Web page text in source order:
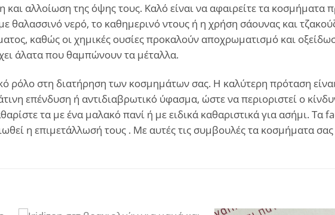
αλλοίωση της όψης τους. Καλό είναι να αφαιρείτε τα κοσμήματα
θαλασσινό νερό, το καθημερινό ντους ή η χρήση σάουνας και
καθώς οι χημικές ουσίες προκαλούν αποχρωματισμό και
άλατα που θαμπώνουν τα μέταλλα.
ρόλο στη διατήρηση των κοσμημάτων σας. Η καλύτερη πρόταση
επένδυση ή αντιδιαβρωτικό ύφασμα, ώστε να περιοριστεί ο
τα με ένα μαλακό πανί ή με ειδικά καθαριστικά για ασήμι.
η επιμετάλλωσή τους . Με αυτές τις συμβουλές τα κοσμήματα